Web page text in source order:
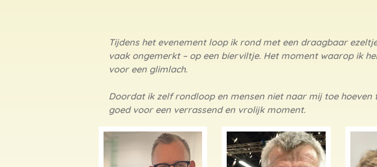
Tijdens het evenement loop ik rond met een draagbaar
vaak ongemerkt – op een bierviltje. Het moment waarop ik
voor een glimlach.
Doordat ik zelf rondloop en mensen niet naar mij toe
goed voor een verrassend en vrolijk moment.